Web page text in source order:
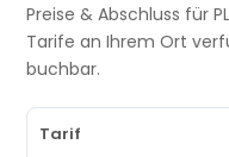
Preise & Abschluss für
Tarife an Ihrem Ort
buchbar.